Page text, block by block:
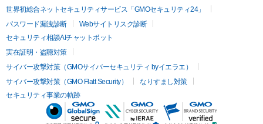
世界初総合ネットセキュリティサービス「GMOセキュリティ24」
パスワード漏洩診断
Webサイトリスク診断
セキュリティ相談AIチャットボット
実在証明・盗聴対策
サイバー攻撃対策（GMOサイバーセキュリティ byイエラエ）
サイバー攻撃対策（GMO Flatt Security）
なりすまし対策
セキュリティ事業の軌跡